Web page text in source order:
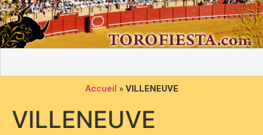
Accueil » VILLENEUVE
VILLENEUVE